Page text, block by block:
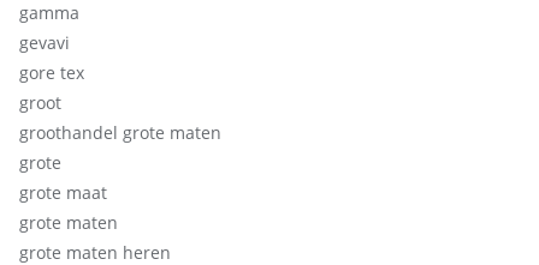
gamma
gevavi
gore tex
groot
groothandel grote maten
grote
grote maat
grote maten
grote maten heren